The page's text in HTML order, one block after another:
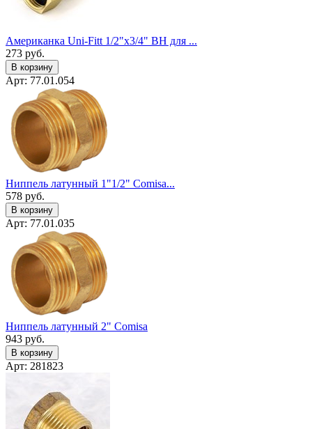
Американка Uni-Fitt 1/2"x3/4" ВН для ...
273 руб.
В корзину
Арт: 77.01.054
Ниппель латунный 1"1/2" Сomisa...
578 руб.
В корзину
Арт: 77.01.035
Ниппель латунный 2" Сomisa
943 руб.
В корзину
Арт: 281823